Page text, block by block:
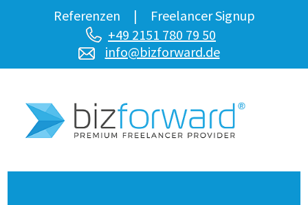
Referenzen |
Freelancer Signup
+49 2151 780 79 50
info@bizforward.de